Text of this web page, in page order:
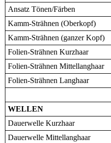
Ansatz Tönen/Färben
Kamm-Strähnen (Oberkopf)
Kamm-Strähnen (ganzer Kopf)
Folien-Strähnen Kurzhaar
Folien-Strähnen Mittellanghaar
Folien-Strähnen Langhaar
WELLEN
Dauerwelle Kurzhaar
Dauerwelle Mittellanghaar